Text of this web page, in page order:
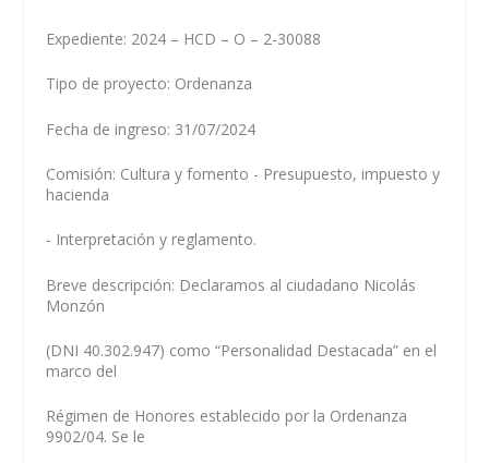
Expediente: 2024 – HCD – O – 2-30088
Tipo de proyecto: Ordenanza
Fecha de ingreso: 31/07/2024
Comisión: Cultura y fomento - Presupuesto, impuesto y
hacienda
- Interpretación y reglamento.
Breve descripción: Declaramos al ciudadano Nicolás
Monzón
(DNI 40.302.947) como “Personalidad Destacada” en el
marco del
Régimen de Honores establecido por la Ordenanza
9902/04. Se le